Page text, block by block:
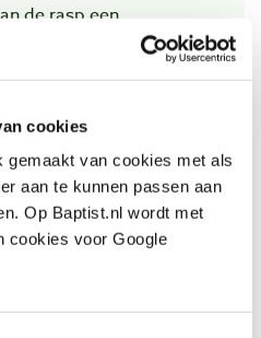
cookies
gemaakt van cookies met als
aan te kunnen passen aan
Op Baptist.nl wordt met
cookies voor Google
de rasp een
dat, in tegenstelling tot
geen sporen in het
Het houtoppervlak
een Auriou rasp dan
geschuurd is dan
zorgt niet alleen voor
werkt ook snel. De
ervoor dat het
wordt waardoor de